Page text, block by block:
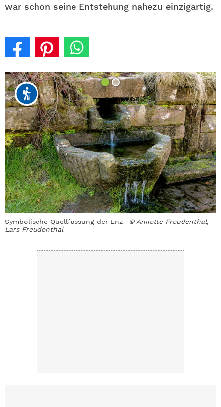
war schon seine Entstehung nahezu einzigartig.
Symbolische Quellfassung der Enz
© Annette Freudenthal,
Lars Freudenthal